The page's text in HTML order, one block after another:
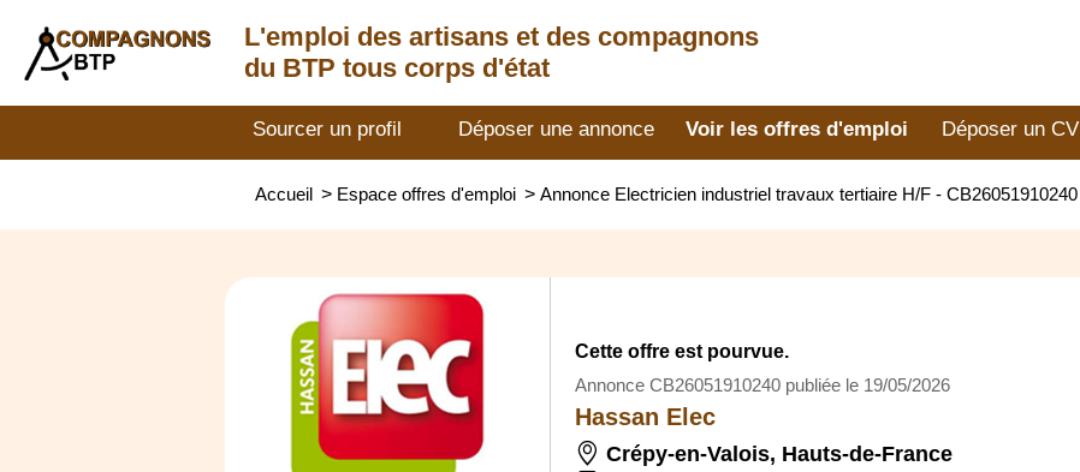
L'emploi des artisans et des compagnons
du BTP tous corps d'état
Sourcer un profil Déposer une annonce Voir les offres d'emploi Déposer un CV
Accueil > Espace offres d'emploi > Annonce Electricien industriel travaux tertiaire H/F - CB26051910240
Cette offre est pourvue.
Annonce CB26051910240 publiée le 19/05/2026
Hassan Elec
Crépy-en-Valois, Hauts-de-France